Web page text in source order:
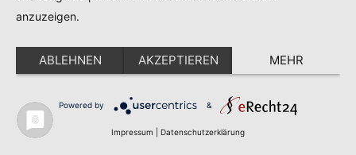
(siehe oben) vermieden. Äußern sich die Parteien im Sinne
Bestimmungen vereinbart werden sollen (z.B. gelockerter oder
Rechtsfolgen informieren, unterstützend und beratend eine
gewissenhafte Entscheidung fördern und dementsprechend
anzuzeigen.
ABLEHNEN AKZEPTIEREN MEHR
Powered by &
Impressum Datenschutzerklärung